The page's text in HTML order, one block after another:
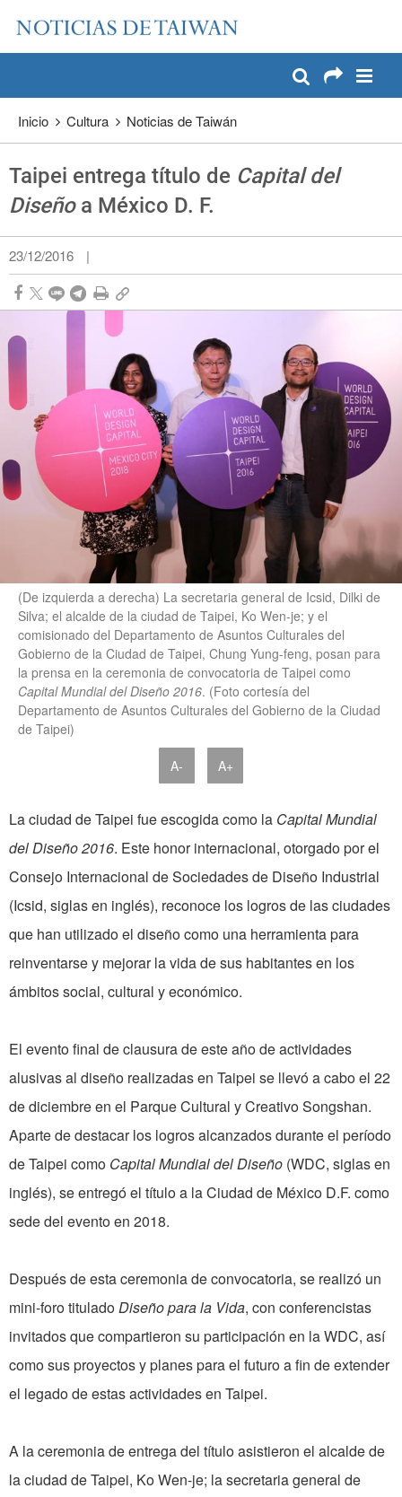
Pase a contenido principal
Inicio Cultura Noticias de Taiwán
Taipei entrega título de Capital del
Diseñoa México D. F.
23/12/2016 |
(De izquierda a derecha) La secretaria general de Icsid, Dilki de
Silva; el alcalde de la ciudad de Taipei, Ko Wen-je; y el
comisionado del Departamento de Asuntos Culturales del
Gobierno de la Ciudad de Taipei, Chung Yung-feng, posan para
la prensa en la ceremonia de convocatoria de Taipei como
Capital Mundial del Diseño 2016. (Foto cortesía del
Departamento de Asuntos Culturales del Gobierno de la Ciudad
de Taipei)
A- A+
La ciudad de Taipei fue escogida como la Capital Mundial
del Diseño 2016. Este honor internacional, otorgado por el
Consejo Internacional de Sociedades de Diseño Industrial
(Icsid, siglas en inglés), reconoce los logros de las ciudades
que han utilizado el diseño como una herramienta para
reinventarse y mejorar la vida de sus habitantes en los
ámbitos social, cultural y económico.
El evento final de clausura de este año de actividades
alusivas al diseño realizadas en Taipei se llevó a cabo el 22
de diciembre en el Parque Cultural y Creativo Songshan.
Aparte de destacar los logros alcanzados durante el período
de Taipei como Capital Mundial del Diseño (WDC, siglas en
inglés), se entregó el título a la Ciudad de México D.F. como
sede del evento en 2018.
Después de esta ceremonia de convocatoria, se realizó un
mini-foro tituladoDiseño para la Vida, con conferencistas
invitados que compartieron su participación en la WDC, así
como sus proyectos y planes para el futuro a fin de extender
el legado de estas actividades en Taipei.
A la ceremonia de entrega del título asistieron el alcalde de
la ciudad de Taipei, Ko Wen-je; la secretaria general de